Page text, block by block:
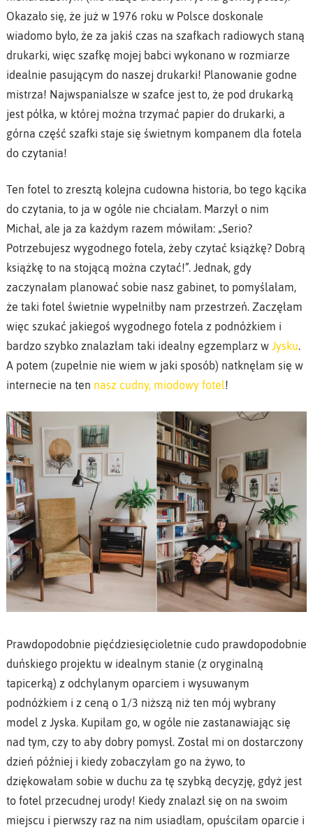
Okazało się, że już w 1976 roku w Polsce doskonale
wiadomo było, że za jakiś czas na szafkach radiowych staną
drukarki, więc szafkę mojej babci wykonano w rozmiarze
idealnie pasującym do naszej drukarki! Planowanie godne
mistrza! Najwspanialsze w szafce jest to, że pod drukarką
jest półka, w której można trzymać papier do drukarki, a
górna część szafki staje się świetnym kompanem dla fotela
do czytania!
Ten fotel to zresztą kolejna cudowna historia, bo tego kącika
do czytania, to ja w ogóle nie chciałam. Marzył o nim
Michał, ale ja za każdym razem mówiłam: „Serio?
Potrzebujesz wygodnego fotela, żeby czytać książkę? Dobrą
książkę to na stojącą można czytać!”. Jednak, gdy
zaczynałam planować sobie nasz gabinet, to pomyślałam,
że taki fotel świetnie wypełniłby nam przestrzeń. Zaczęłam
więc szukać jakiegoś wygodnego fotela z podnóżkiem i
bardzo szybko znalazłam taki idealny egzemplarz w Jysku.
A potem (zupełnie nie wiem w jaki sposób) natknęłam się w
internecie na ten nasz cudny, miodowy fotel!
Prawdopodobnie pięćdziesięcioletnie cudo prawdopodobnie
duńskiego projektu w idealnym stanie (z oryginalną
tapicerką) z odchylanym oparciem i wysuwanym
podnóżkiem i z ceną o 1/3 niższą niż ten mój wybrany
model z Jyska. Kupiłam go, w ogóle nie zastanawiając się
nad tym, czy to aby dobry pomysł. Został mi on dostarczony
dzień później i kiedy zobaczyłam go na żywo, to
dziękowałam sobie w duchu za tę szybką decyzję, gdyż jest
to fotel przecudnej urody! Kiedy znalazł się on na swoim
miejscu i pierwszy raz na nim usiadłam, opuściłam oparcie i